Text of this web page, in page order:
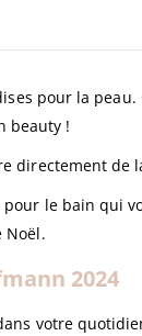
pour la peau.
beauty !
directement
le bain qui
Noël.
2024
votre